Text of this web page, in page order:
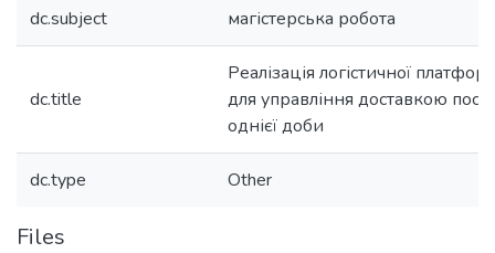
dc.subject магістерська робота
dc.title
Реалізація логістичної
для управління доставкою
однієї доби
dc.type Other
Files